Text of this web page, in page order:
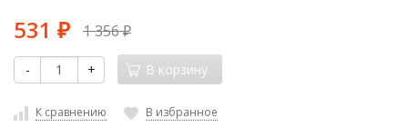
531 ₽ 1 356₽
- + В корзину
К сравнению В избранное